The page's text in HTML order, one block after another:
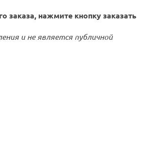
заказа, нажмите кнопку заказать
и не является публичной